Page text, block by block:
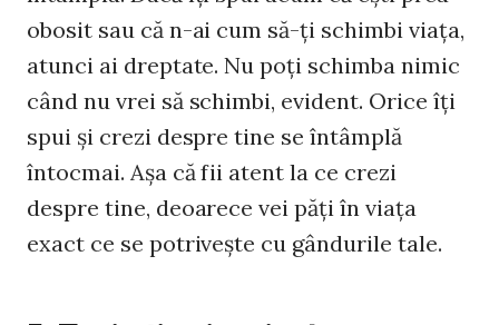
obosit sau că n-ai cum să-ţi schimbi viaţa,
atunci ai dreptate. Nu poţi schimba nimic
când nu vrei să schimbi, evident. Orice îţi
spui şi crezi despre tine se întâmplă
întocmai. Aşa că fii atent la ce crezi
despre tine, deoarece vei păţi în viaţa
exact ce se potriveşte cu gândurile tale.